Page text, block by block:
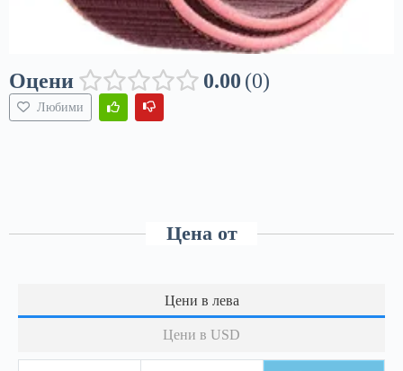
Оцени 0.00 0
Любими
Цена от
Цени в лева
Цени в USD